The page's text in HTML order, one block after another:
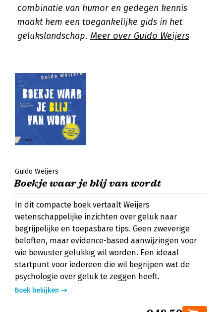
combinatie van humor en gedegen kennis
maakt hem een toegankelijke gids in het
gelukslandschap. Meer over Guido Weijers
Guido Weijers
Boekje waar je blij van wordt
In dit compacte boek vertaalt Weijers
wetenschappelijke inzichten over geluk naar
begrijpelijke en toepasbare tips. Geen zweverige
beloften, maar evidence-based aanwijzingen voor
wie bewuster gelukkig wil worden. Een ideaal
startpunt voor iedereen die wil begrijpen wat de
psychologie over geluk te zeggen heeft.
Boek bekijken